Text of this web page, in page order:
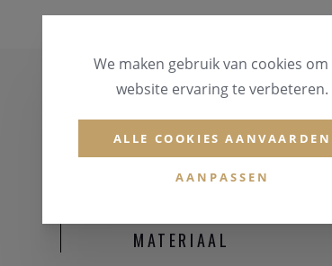
MATERIAAL
We maken gebruik van cookies om
website ervaring te verbeteren.
ALLE COOKIES AANVAARDEN
AANPASSEN